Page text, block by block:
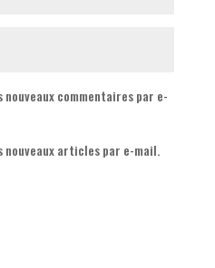
commentaires par e-
nouveaux articles par e-mail.